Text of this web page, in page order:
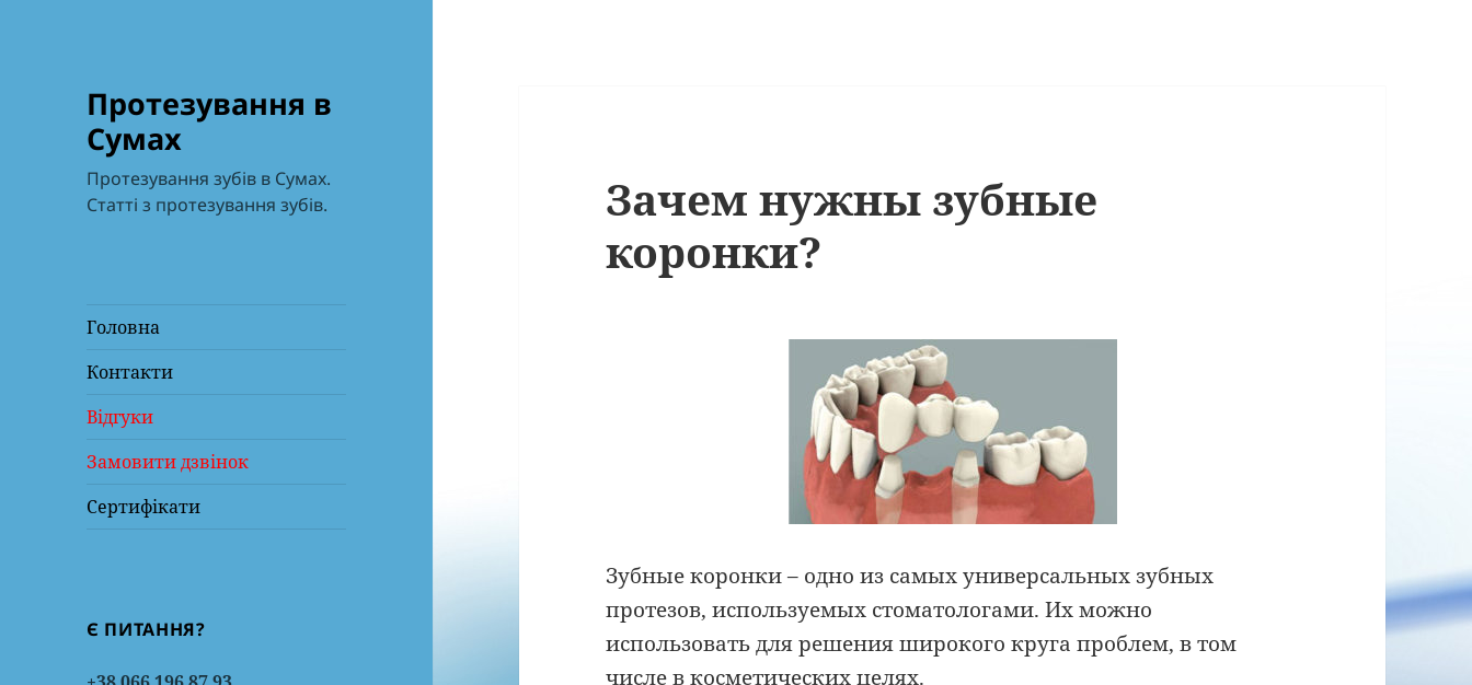
Протезування в
Сумах
Протезування зубів в Сумах.
Статті з протезування зубів.
Головна
Контакти
Відгуки
Замовити дзвінок
Сертифікати
Є ПИТАННЯ?
Зачем нужны зубные
коронки?
Зубные коронки – одно из самых универсальных зубных
протезов, используемых стоматологами. Их можно
использовать для решения широкого круга проблем, в том
числе в косметических целях.